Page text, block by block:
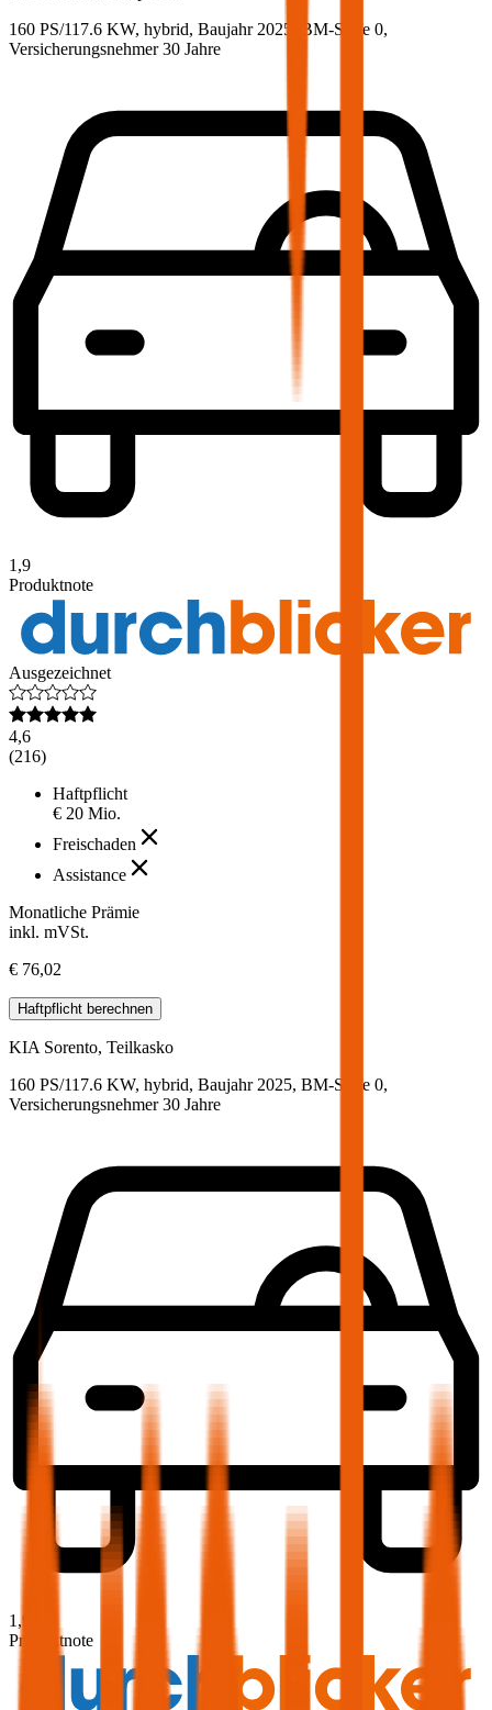
160 PS/117.6 KW, hybrid, Baujahr 2025,
BM-Stufe 0,
Versicherungsnehmer 30 Jahre
1,9
Produktnote
Ausgezeichnet
4,6
(216)
Haftpflicht
€ 20 Mio.
Freischaden
Assistance
Monatliche Prämie
inkl. mVSt.
€ 76,02
Haftpflicht berechnen
KIASorento, Teilkasko
160 PS/117.6 KW, hybrid, Baujahr 2025, BM-Stufe 0,
Versicherungsnehmer 30 Jahre
1,9
Produktnote